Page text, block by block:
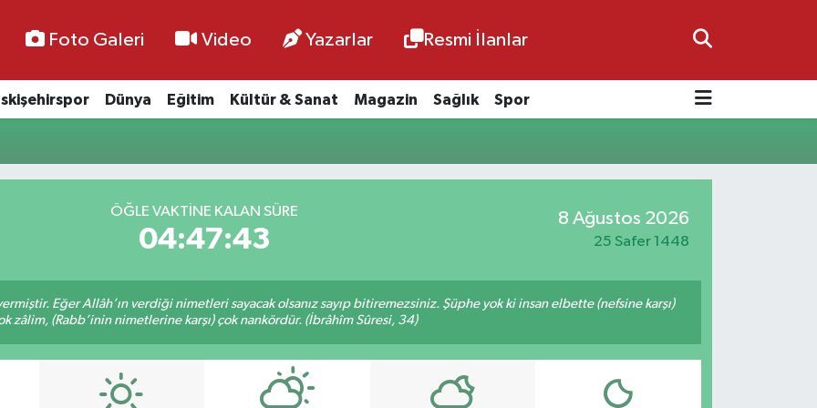
Foto Galeri Video Yazarlar Resmi İlanlar
Dünya Eğitim Kültür & Sanat Magazin Sağlık Spor
ÖĞLE VAKTİNE KALAN SÜRE
04:47:42
8 Ağustos 2026
25 Safer 1448
Eğer Allâh’ın verdiği nimetleri sayacak olsanız sayıp bitiremezsiniz. Şüphe yok ki insan elbette (nefsine karşı)
zâlim, (Rabb’inin nimetlerine karşı) çok nankördür. (İbrâhîm Sûresi, 34)